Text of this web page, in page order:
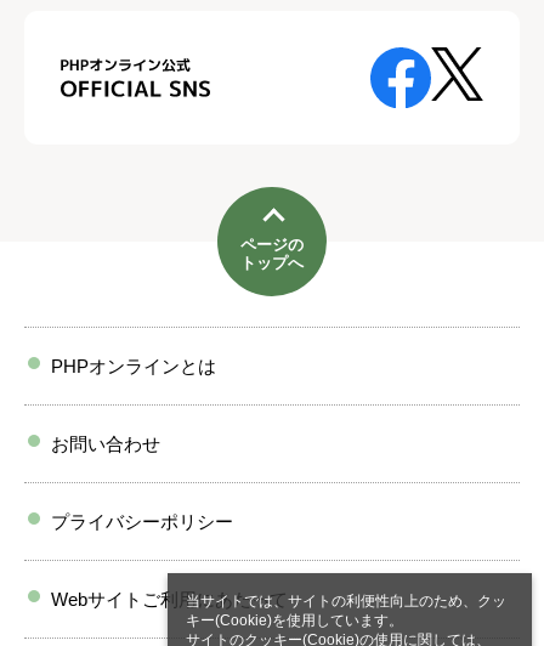
当サイトでは、サイトの利便性向上のため、クッ
キー(Cookie)を使用しています。
サイトのクッキー(Cookie)の使用に関しては、
ページの
トップへ
PHPオンラインとは
お問い合わせ
プライバシーポリシー
Webサイトご利用にあたって